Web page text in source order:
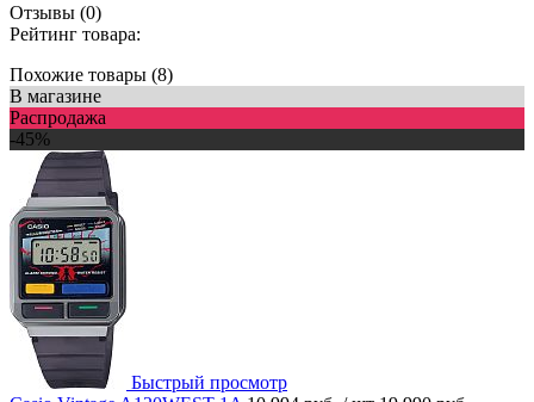
Отзывы (0)
Рейтинг товара:
Похожие товары (8)
В магазине
Распродажа
-45%
Быстрый просмотр